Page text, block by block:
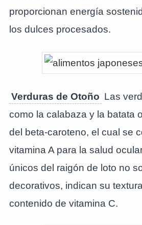
proporcionan energía
los dulces procesados.
Verduras de Otoño Las
como la calabaza y la batata
del beta-caroteno, el cual se
vitamina A para la salud
únicos del raigón de loto no
decorativos, indican su
contenido de vitamina C.